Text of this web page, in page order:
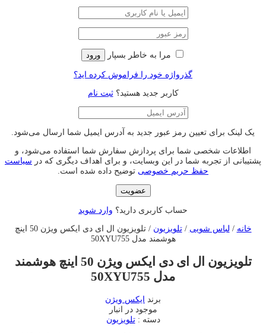
مرا به خاطر بسپار ورود
گذرواژه خود را فراموش کرده اید؟
کاربر جدید هستید؟ثبت نام
یک لینک برای تعیین رمز عبور جدید به آدرس ایمیل شما ارسال می‌شود.
اطلاعات شخصی شما برای پردازش سفارش شما استفاده می‌شود، و
پشتیبانی از تجربه شما در این وبسایت، و برای اهداف دیگری که در سیاست
حفظ حریم خصوصی توضیح داده شده است.
عضویت
حساب کاربری دارید؟ وارد شوید
خانه / لباس شویی /تلویزیون
/ تلویزیون ال ای دی ایکس ویژن 50 اینچ
هوشمند مدل 50XYU755
تلویزیون ال ای دی ایکس ویژن 50 اینچ هوشمند
مدل 50XYU755
برند ایکس ویژن
موجود در انبار
دسته :تلویزیون